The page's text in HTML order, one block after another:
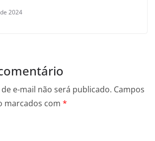
2024
e-mail não será publicado. Campos
marcados com *